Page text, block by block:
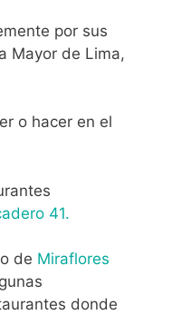
por sus
Mayor de Lima,
41.
de Miraflores
donde